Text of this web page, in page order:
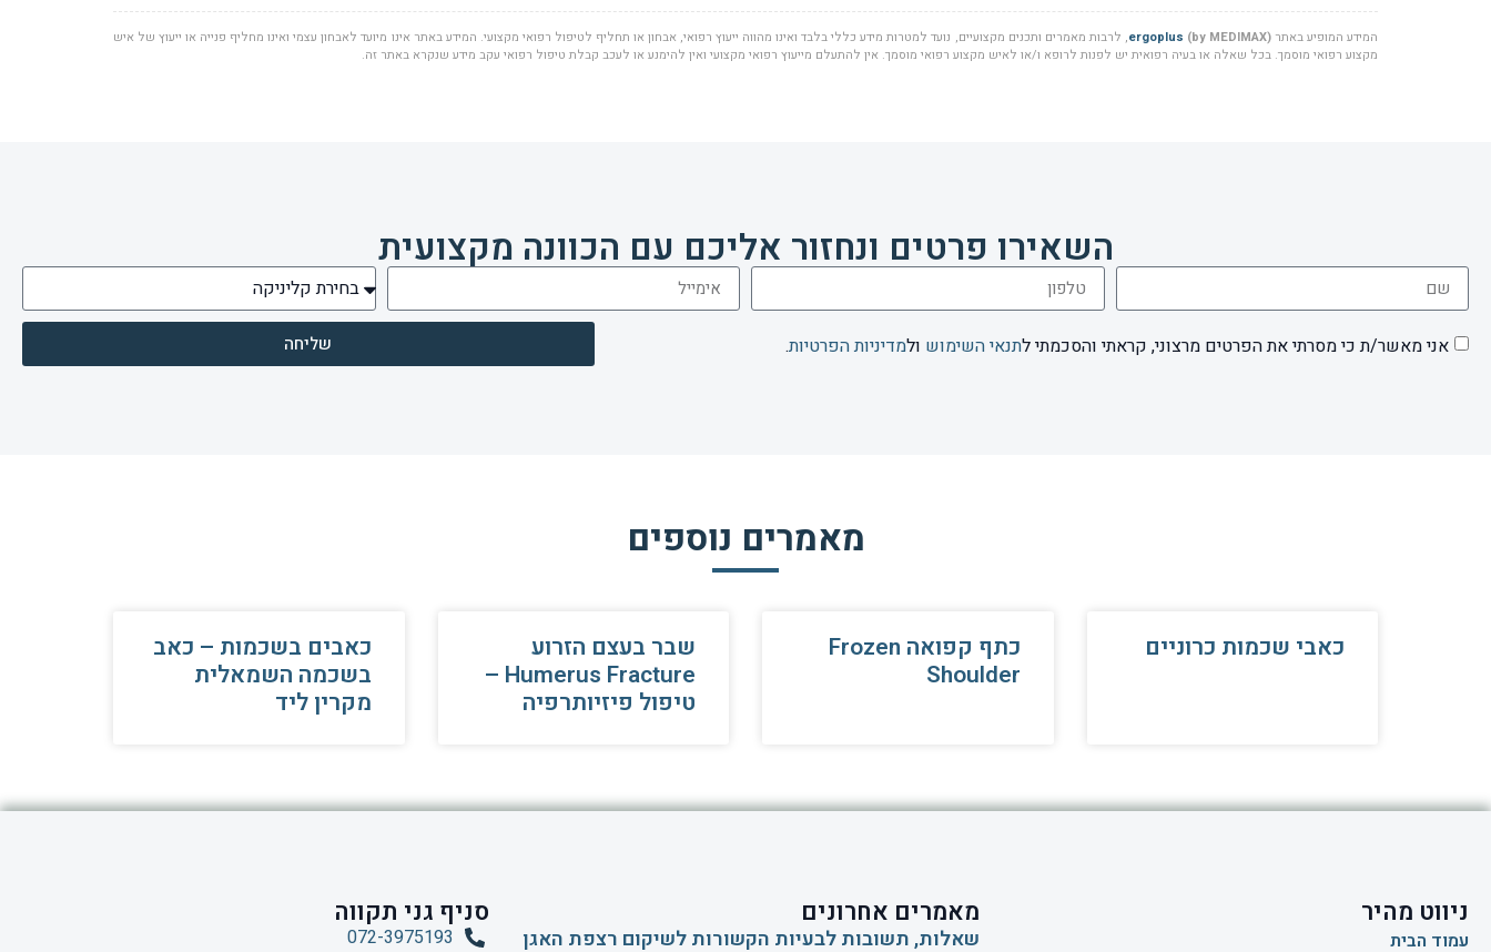
המידע המופיע באתר ergoplus (by MEDIMAX)
, לרבות מאמרים ותכנים מקצועיים, נועד למטרות מידע כללי בלבד ואינו מהווה ייעוץ רפואי, אבחון או תחליף לטיפול רפואי מקצועי. המידע באתר אינו מיועד לאבחון עצמי ואינו מחליף פנייה או ייעוץ של איש
מקצוע רפואי מוסמך. בכל שאלה או בעיה רפואית יש לפנות לרופא ו/או לאיש מקצוע רפואי מוסמך. אין להתעלם מייעוץ רפואי מקצועי ואין להימנע או לעכב קבלת טיפול רפואי עקב מידע שנקרא באתר זה.
השאירו פרטים ונחזור אליכם עם הכוונה מקצועית
אני מאשר/ת כי מסרתי את הפרטים מרצוני, קראתי והסכמתי לתנאי השימוש ולמדיניות הפרטיות. שליחה
מאמרים נוספים
כאבי שכמות כרוניים
כתף קפואה Frozen
Shoulder
שבר בעצם הזרוע
Humerus Fracture –
טיפול פיזיותרפיה
כאבים בשכמות – כאב
בשכמה השמאלית
מקרין ליד
ניווט מהיר
עמוד הבית
מאמרים אחרונים
שאלות, תשובות לבעיות הקשורות לשיקום רצפת האגן
סניף גני תקווה
072-3975193